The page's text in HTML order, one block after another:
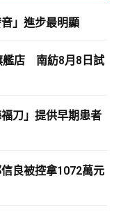
」進步最明顯
艦店 南紡8月8日試
刀」提供早期患者
良被控拿1072萬元